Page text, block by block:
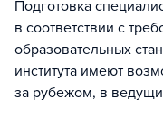
Подготовка
в соответствии с
образовательных
института имеют
за рубежом, в